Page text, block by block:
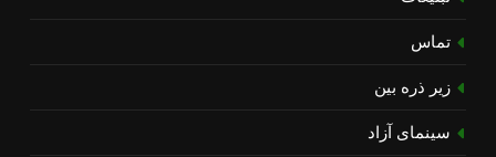
تماس
زیر ذره بین
سینمای آزاد